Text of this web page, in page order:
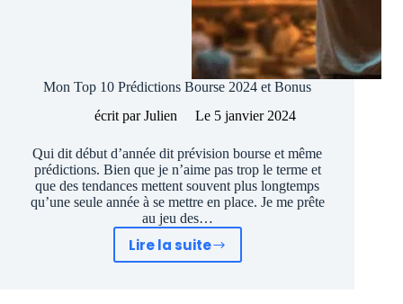
Mon Top 10 Prédictions Bourse 2024 et Bonus
écrit par Julien Le 5 janvier 2024
Qui dit début d’année dit prévision bourse et même
prédictions. Bien que je n’aime pas trop le terme et
que des tendances mettent souvent plus longtemps
qu’une seule année à se mettre en place. Je me prête
au jeu des…
Lire la suite
Mon